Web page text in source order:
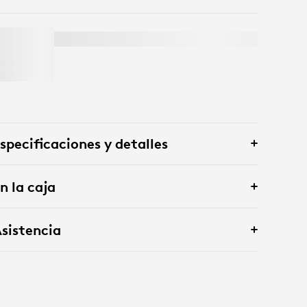
y detalles
la caja